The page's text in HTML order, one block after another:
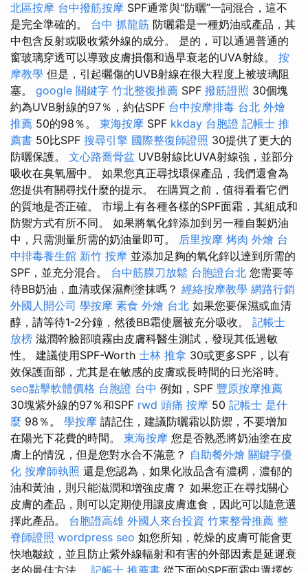
北區按摩 台中撥筋按摩 SPF通常與“防曬”一詞混合，這不
是完全準確的。 台中 抓龍筋 防曬霜是一種奶油或產品，其
中包含反射或吸收紫外線的成分。 是的，可以通過普通的
窗玻璃穿透可以導致皮膚損傷和過早衰老的UVA射線。 按
摩教學 但是，引起曬傷的UVB射線在很大程度上被玻璃阻
塞。 google 關鍵字 竹北整復推薦 SPF 撥筋證照 30個塊
約為UVB射線的97％，約佔SPF 台中按摩排毒 台北 外燴
推薦 50的98％。 東海按摩 SPF kkday 台胞證 記帳士 推
薦書 50比SPF 搜尋引擎 國際整復師證照 30提供了更大的
防曬保護。 文心路喬骨盆 UVB射線比UVA射線強，並部分
吸收在臭氧層中。 如果您真正尋找環保產品，我們還會為
您提供有關尋找什麼的提示。 在購買之前，值得看看它們
的質地是否正確。 市場上有各種各樣的SPF面霜，其組成和
防禦方式有所不同。 如果將氧化鋅添加到另一種自製奶油
中，只需測量所需的奶油量即可。 后里按摩 烤肉 外燴 台
中排毒養生館 新竹 按摩 並添加足夠的氧化鋅以達到所需的
SPF，並充分混合。 台中筋膜刀放鬆 台胞證台北 您需要等
待BB奶油，血清或保濕劑塗抹嗎？ 經絡按摩教學 網路行銷
外國人開公司 學按摩 素食 外燴 台北 如果您要保濕或血清
醇，請等待1-2分鐘，然後BB霜使層被充分吸收。 記帳士
放榜 滋潤幹臉部噴霧由皮膚科醫生測試，發現其低過敏
性。 建議使用SPF-Worth 士林 推拿 30或更多SPF，以有
效保護面部，尤其是在敏感的皮膚或長時間的日光浴時。
seo點擊軟體價格 台胞證 台中 例如，SPF 豐原按摩推薦
30塊紫外線的97％和SPF rwd 頭痛 按摩 50 記帳士 是什
麼 98％。 學按摩 請記住，建議防曬霜以防禦，不要增加
在陽光下花費的時間。 東海按摩 您是否熟悉將奶油塗在皮
膚上的情況，但是您對水合不滿意？ 自助餐外燴 關鍵字優
化 按摩師執照 還是您認為，如果化妝品含有濃稠，濃郁的
油和黃油，則只能滋潤和增強皮膚？ 如果您正在尋找關心
皮膚的產品，則可以定期使用讓皮膚進食，因此可以隨意選
擇此產品。 台胞證高雄 外國人來台投資 竹東整骨推薦 整
脊師證照 wordpress seo 如您所知，乾燥的皮膚可能會更
快地皺紋，並且防止紫外線輻射和有害的外部因素是延遲衰
老的最佳方法。 記帳士 推薦書 從下面的SPF面霜中選擇乾